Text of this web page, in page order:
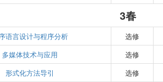
3春
语言设计与程序分析 选修
多媒体技术与应用 选修
形式化方法导引 选修